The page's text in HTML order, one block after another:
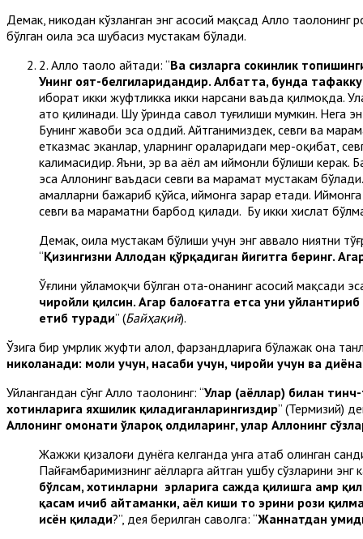
Демак, никоҳдан кўзланган энг асосий мақсад Аллоҳ таолонинг
бўлган оила эса шубҳасиз мустаҳкам бўлади.
2. Аллоҳ таоло айтади: “Ва сизларга сокинлик
Унинг оят-белгиларидандир. Албатта, бунда
иборат икки жуфтликка икки нарсани ваъда қилмоқда.
ато қилинади. Шу ўринда савол туғилиши мумкин. Нега
Бунинг жавоби эса оддий. Айтганимиздек, севги ва
етказмас эканлар, уларнинг ораларидаги меҳр-оқибат,
калимасидир. Яъни, эр ва аёл ҳам иймонли бўлиши керак.
эса Аллоҳнинг ваъдаси севги ва марҳамат мустаҳкам
амалларни бажариб қўйса, иймонга зарар етади. Иймонга
севги ва марҳаматни барбод қилади. Бу икки хислат
Демак, оила мустаҳкам бўлиши учун энг аввало ниятни
“Қизингизни Аллоҳдан қўрқадиган йигитга беринг.
Ўғлини уйламоқчи бўлган ота-онанинг асосий мақсади
чиройли қилсин. Агар балоғатга етса уни
етиб туради” (Байҳақий).
Ўзига бир умрлик жуфти ҳалол, фарзандларига бўлажак она
никоҳланади: моли учун, насаби учун, чиройи учун ва
Уйлангандан сўнг Аллоҳ таолонинг: “Улар (аёллар) билан
хотинларига яхшилик қиладиганларингиздир” (Термизий)
Аллоҳнинг омонати ўлароқ олдиларинг, улар Аллоҳнинг
Жажжи қизалоғи дунёга келганда унга атаб олинган
Пайғамбаримизнинг аёлларга айтган ушбу сўзларини
бўлсам, хотинларни эрларига сажда қилишга амр
қасам ичиб айтаманки, аёл киши то эрини рози
исён қилади?”, дея берилган саволга: “Жаннатдан